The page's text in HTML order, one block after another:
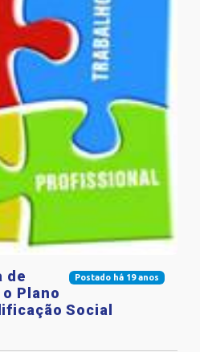
Postado há 19 anos
de
Plano
Social